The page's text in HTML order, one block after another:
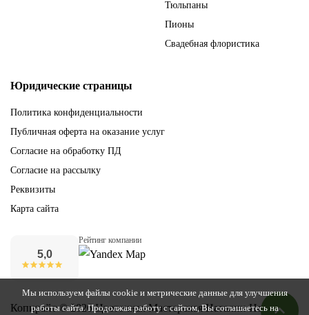
Тюльпаны
Пионы
Свадебная флористика
Юридические страницы
Политика конфиденциальности
Публичная оферта на оказание услуг
Согласие на обработку ПД
Согласие на рассылку
Реквизиты
Карта сайта
5,0
Рейтинг компании
Копирайт © 2026 Цветочная Мастерская Наталии Новак
Мы используем файлы cookie и метрические данные для улучшения
работы сайта. Продолжая работу с сайтом, Вы соглашаетесь на